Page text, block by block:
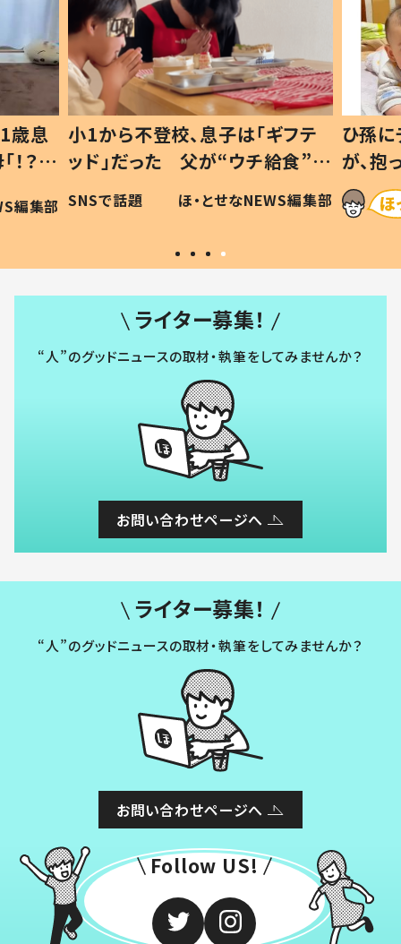
歳息
？」
編集部
小1から不登校、息子は「ギフテ
ッド」だった 父が“ウチ給食”を
作り続ける理由とは #令和の親
#令和の子
SNSで話題 ほ・とせなNEWS編集部
ひ孫
が、
「涙が
い」
ライター募集！
“人”のグッドニュースの取材・執筆をしてみませんか？
お問い合わせページへ
ライター募集！
“人”のグッドニュースの取材・執筆をしてみませんか？
お問い合わせページへ
Follow US!